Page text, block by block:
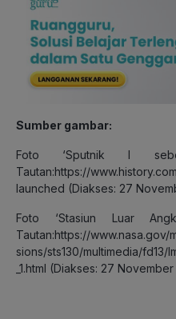
Sumber gambar:
Foto ‘Sputnik I
Tautan:https://
launched (Diakses: 27
Foto ‘Stasiun Luar
Tautan:https://www.nasa.gov/
sions/sts130/multimedia/fd13/
_1.html (Diakses: 27